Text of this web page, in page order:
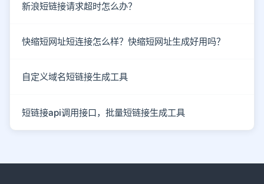
新浪短链接请求超时怎么办？
快缩短网址短连接怎么样？快缩短网址生成好用吗？
自定义域名短链接生成工具
短链接api调用接口，批量短链接生成工具